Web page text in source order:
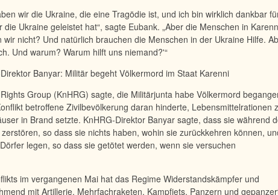
wir die Ukraine, die eine Tragödie ist, und ich bin wirklich dankbar
die Ukraine geleistet hat“, sagte Eubank. „Aber die Menschen in
wir nicht? Und natürlich brauchen die Menschen in der Ukraine Hilfe.
Und warum? Warum hilft uns niemand?'“
Banyar: Militär begeht Völkermord im Staat Karenni
Group (KnHRG) sagte, die Militärjunta habe Völkermord
betroffene Zivilbevölkerung daran hinderte, Lebensmittelrationen
in Brand setzte. KnHRG-Direktor Banyar sagte, dass sie während
so dass sie nichts haben, wohin sie zurückkehren können,
legen, so dass sie getötet werden, wenn sie versuchen
im vergangenen Mai hat das Regime Widerstandskämpfer und
mit Artillerie, Mehrfachraketen, Kampfjets, Panzern und